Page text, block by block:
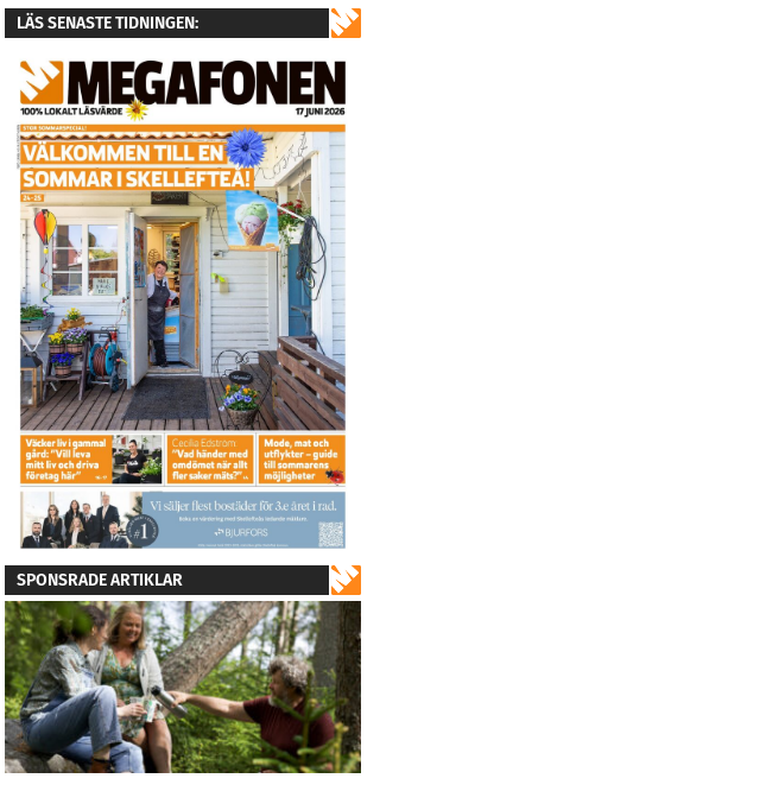
LÄS SENASTE TIDNINGEN:
SPONSRADE ARTIKLAR